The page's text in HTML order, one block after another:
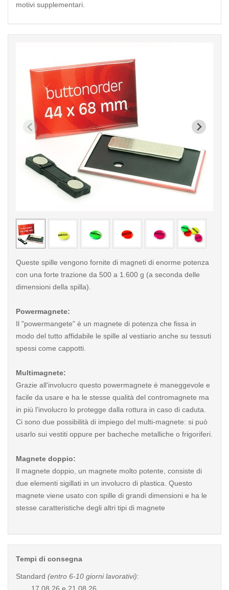
motivi supplementari.
< /picture>
Queste spille vengono fornite di magneti di enorme potenza
con una forte trazione da 500 a 1.600 g (a seconda delle
dimensioni della spilla).
Powermagnete:
Il "powermangete" è un magnete di potenza che fissa in
modo del tutto affidabile le spille al vestiario anche su tessuti
spessi come cappotti.
Multimagnete:
Grazie all'involucro questo powermagnete è maneggevole e
facile da usare e ha le stesse qualità del contromagnete ma
in più l'involucro lo protegge dalla rottura in caso di caduta.
Ci sono due possibilità di impiego del multi-magnete: si può
usarlo sui vestiti oppure per bacheche metalliche o frigoriferi.
Magnete doppio:
Il magnete doppio, un magnete molto potente, consiste di
due elementi sigillati in un involucro di plastica. Questo
magnete viene usato con spille di grandi dimensioni e ha le
stesse caratteristiche degli altri tipi di magnete
Tempi di consegna
Standard (entro 6-10 giorni lavorativi):